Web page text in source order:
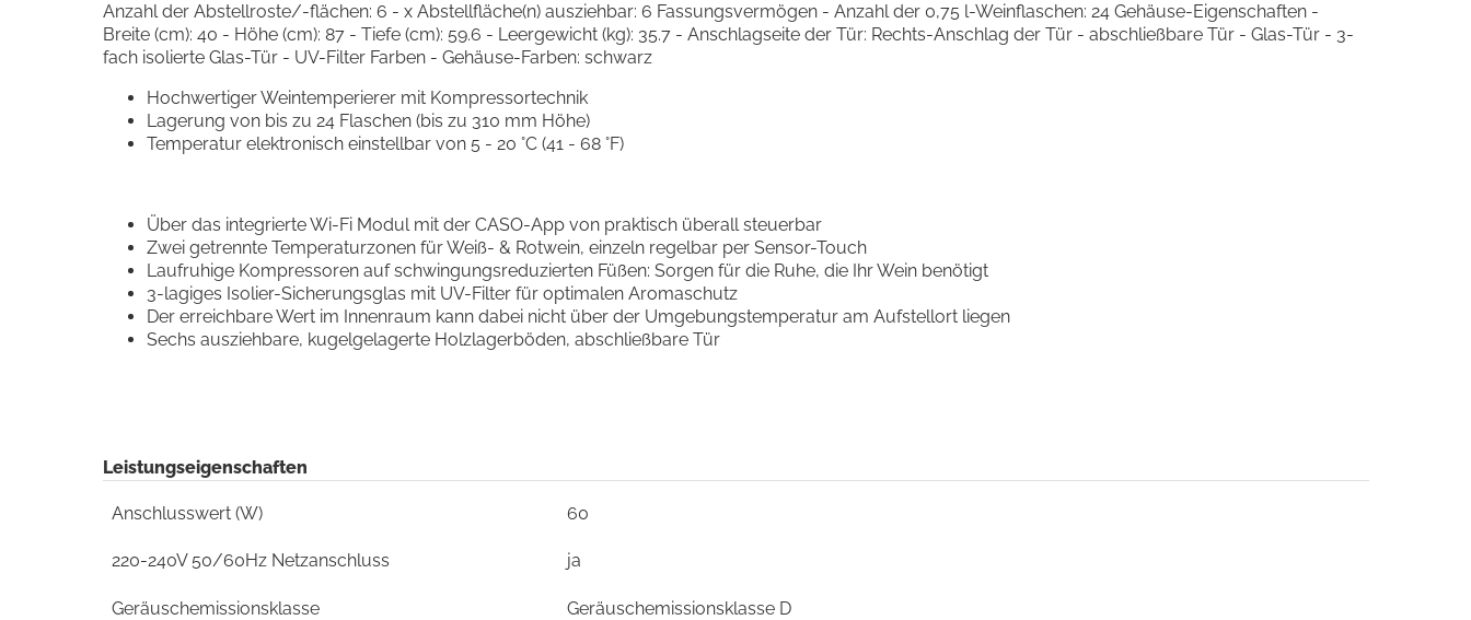
Anzahl der Abstellroste/-flächen: 6 - x Abstellfläche(n) ausziehbar: 6 Fassungsvermögen - Anzahl der 0,75 l-Weinflaschen: 24 Gehäuse-Eigenschaften -
Breite (cm): 40 - Höhe (cm): 87 - Tiefe (cm): 59.6 - Leergewicht (kg): 35.7 - Anschlagseite der Tür: Rechts-Anschlag der Tür - abschließbare Tür - Glas-Tür - 3-
fach isolierte Glas-Tür - UV-Filter Farben - Gehäuse-Farben: schwarz
Hochwertiger Weintemperierer mit Kompressortechnik
Lagerung von bis zu 24 Flaschen (bis zu 310 mm Höhe)
Temperatur elektronisch einstellbar von 5 - 20 °C (41 - 68 °F)
Über das integrierte Wi-Fi Modul mit der CASO-App von praktisch überall steuerbar
Zwei getrennte Temperaturzonen für Weiß- & Rotwein, einzeln regelbar per Sensor-Touch
Laufruhige Kompressoren auf schwingungsreduzierten Füßen: Sorgen für die Ruhe, die Ihr Wein benötigt
3-lagiges Isolier-Sicherungsglas mit UV-Filter für optimalen Aromaschutz
Der erreichbare Wert im Innenraum kann dabei nicht über der Umgebungstemperatur am Aufstellort liegen
Sechs ausziehbare, kugelgelagerte Holzlagerböden, abschließbare Tür
Leistungseigenschaften
Anschlusswert (W) 60
220-240V 50/60Hz Netzanschluss ja
Geräuschemissionsklasse Geräuschemissionsklasse D